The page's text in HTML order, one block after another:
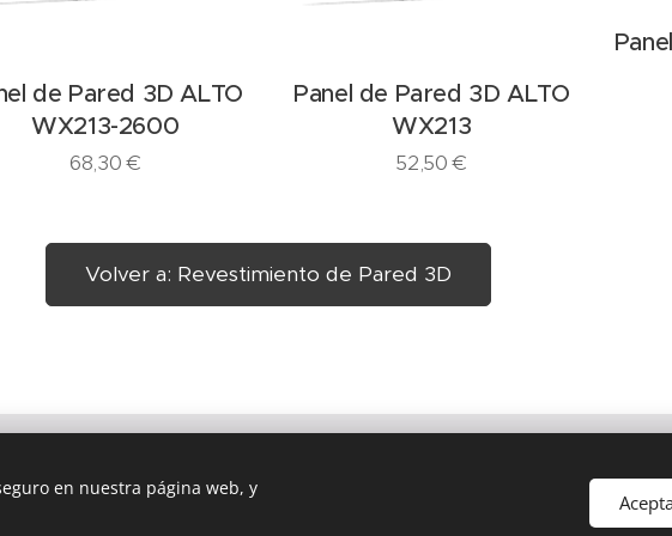
Panel de Pared 3D ALTO
WX213
Panel de Pared 3D WX211
Volver a: Revestimiento de Pared 3D
en nuestra página web, y